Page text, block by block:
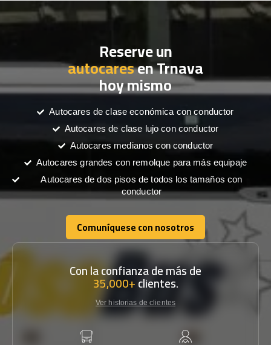
Reserve un
autocaresen Trnava
hoy mismo
Autocares de clase económica con conductor
Autocares de clase lujo con conductor
Autocares medianos con conductor
Autocares grandes con remolque para más equipaje
Autocares de dos pisos de todos los tamaños con
conductor
Comuníquese con nosotros
Comuníquese con nosotros
Con la confianza de más de
35,000+clientes.
Ver historias de clientes